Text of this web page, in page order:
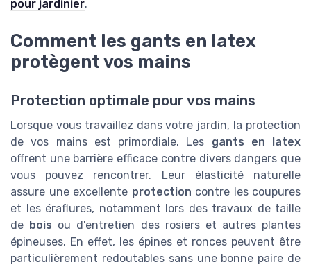
pour jardinier.
Comment les gants en latex
protègent vos mains
Protection optimale pour vos mains
Lorsque vous travaillez dans votre jardin, la protection
de vos mains est primordiale. Les gants en latex
offrent une barrière efficace contre divers dangers que
vous pouvez rencontrer. Leur élasticité naturelle
assure une excellente protection contre les coupures
et les éraflures, notamment lors des travaux de taille
de bois ou d'entretien des rosiers et autres plantes
épineuses. En effet, les épines et ronces peuvent être
particulièrement redoutables sans une bonne paire de